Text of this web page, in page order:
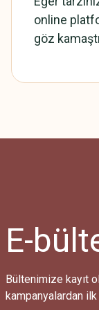
online
göz
Bu ürüne
E-
Bültenimize kayıt
kampanyalardan